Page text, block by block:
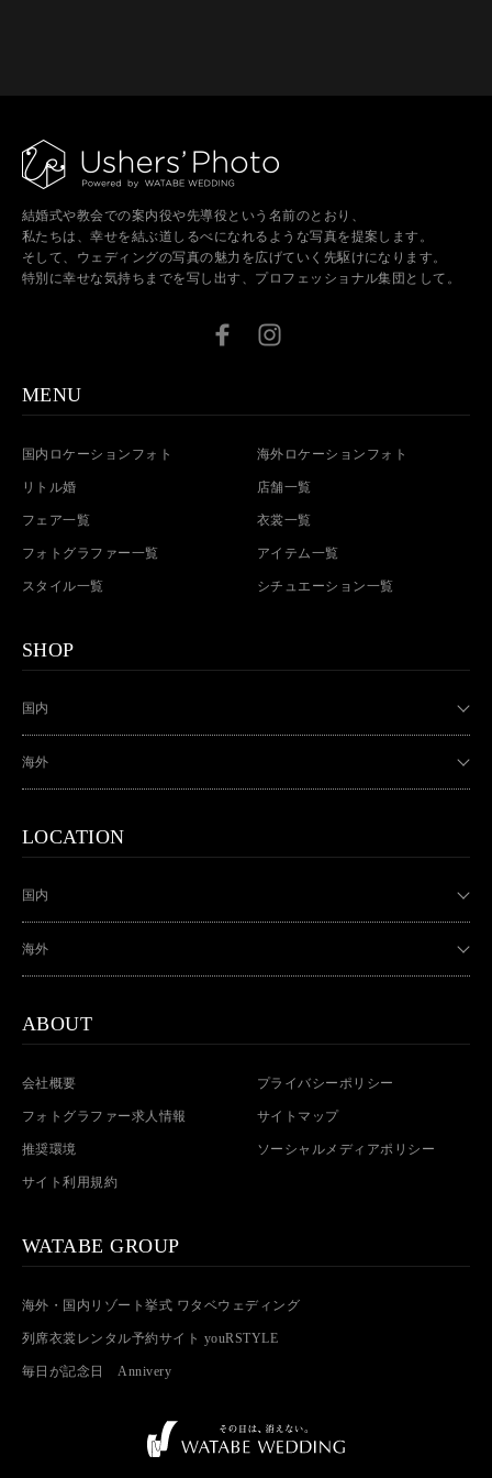
結婚式や教会での案内役や先導役という名前のとおり、
私たちは、幸せを結ぶ道しるべになれるような写真を提案します。
そして、ウェディングの写真の魅力を広げていく先駆けになります。
特別に幸せな気持ちまでを写し出す、プロフェッショナル集団として。
MENU
国内ロケーションフォト 海外ロケーションフォト
リトル婚 店舗一覧
フェア一覧 衣裳一覧
フォトグラファー一覧 アイテム一覧
スタイル一覧 シチュエーション一覧
SHOP
国内
海外
LOCATION
国内
海外
ABOUT
会社概要 プライバシーポリシー
フォトグラファー求人情報 サイトマップ
推奨環境 ソーシャルメディアポリシー
サイト利用規約
WATABE GROUP
海外・国内リゾート挙式 ワタベウェディング
列席衣裳レンタル予約サイト youRSTYLE
毎日が記念日 Annivery